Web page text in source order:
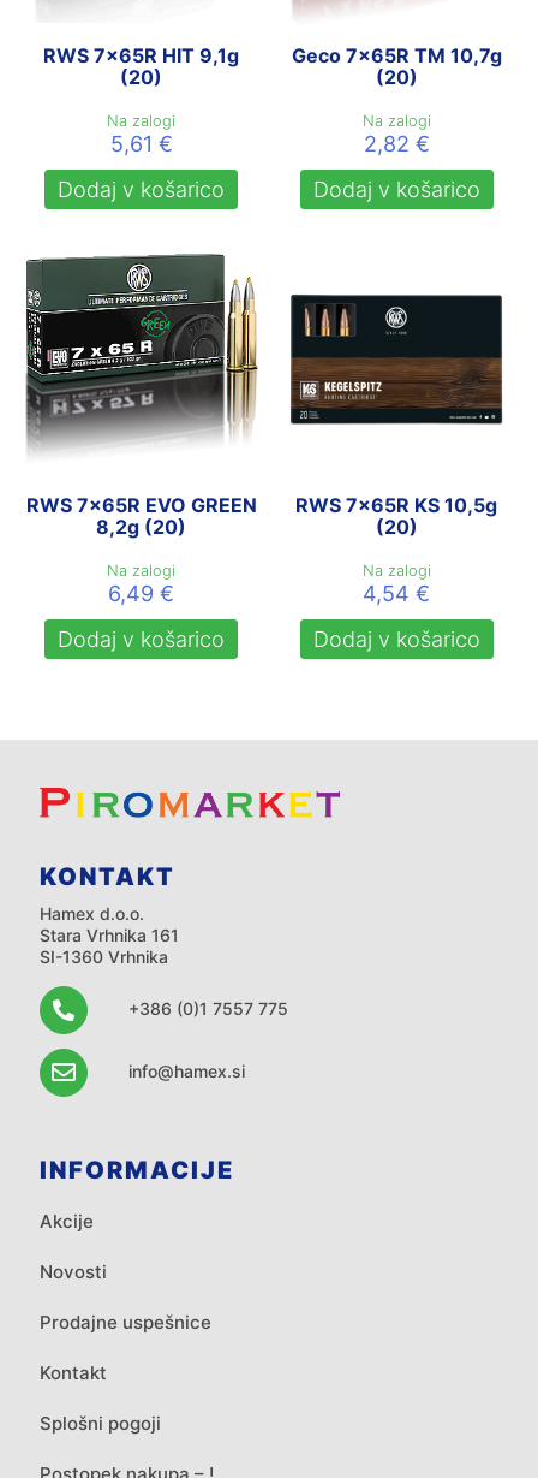
RWS 7x65R HIT 9,1g
(20)
Na zalogi
5,61 €
Dodaj v košarico
Geco 7x65R TM 10,7g
(20)
Na zalogi
2,82 €
Dodaj v košarico
RWS 7x65R EVO GREEN
8,2g (20)
Na zalogi
6,49€
Dodaj v košarico
RWS 7x65R KS 10,5g
(20)
Na zalogi
4,54€
Dodaj v košarico
KONTAKT
Hamex d.o.o.
Stara Vrhnika 161
SI-1360 Vrhnika
+386 (0)1 7557 775
info@hamex.si
INFORMACIJE
Akcije
Novosti
Prodajne uspešnice
Kontakt
Splošni pogoji
Postopek nakupa – !